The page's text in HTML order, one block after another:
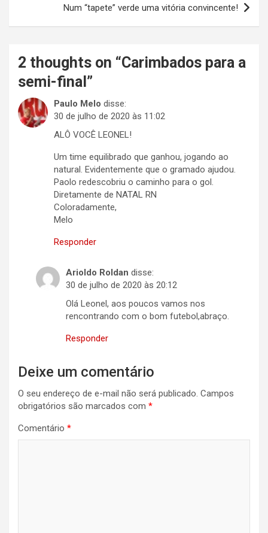
Num “tapete” verde uma vitória convincente!
2 thoughts on “Carimbados para a
semi-final ”
Paulo Melo disse:
30 de julho de 2020 às 11:02
ALÔ VOCÊ LEONEL!
Um time equilibrado que ganhou, jogando ao
natural. Evidentemente que o gramado ajudou.
Paolo redescobriu o caminho para o gol.
Diretamente de NATAL RN
Coloradamente,
Melo
Responder
Arioldo Roldan disse:
30 de julho de 2020 às 20:12
Olá Leonel, aos poucos vamos nos
rencontrando com o bom futebol,abraço.
Responder
Deixe um comentário
O seu endereço de e-mail não será publicado. Campos
obrigatórios são marcados com *
Comentário *